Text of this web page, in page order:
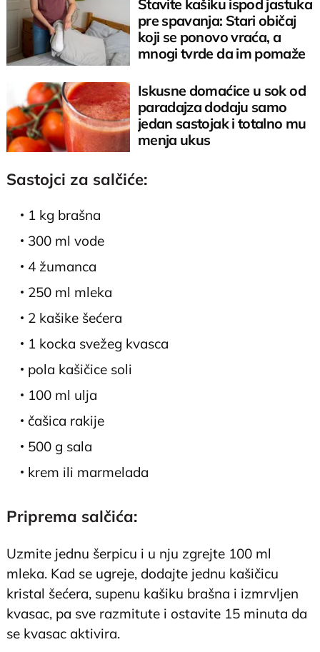
Stavite kašiku ispod jastuka
pre spavanja: Stari običaj
koji se ponovo vraća, a
mnogi tvrde da im pomaže
Iskusne domaćice u sok od
paradajza dodaju samo
jedan sastojak i totalno mu
menja ukus
Sastojci za salčiće:
1 kg brašna
300 ml vode
4 žumanca
250 ml mleka
2 kašike šećera
1 kocka svežeg kvasca
pola kašičice soli
100 ml ulja
čašica rakije
500 g sala
krem ili marmelada
Priprema salčića:
Uzmite jednu šerpicu i u nju zgrejte 100 ml
mleka. Kad se ugreje, dodajte jednu kašičicu
kristal šećera, supenu kašiku brašna i izmrvljen
kvasac, pa sve razmitute i ostavite 15 minuta da
se kvasac aktivira.